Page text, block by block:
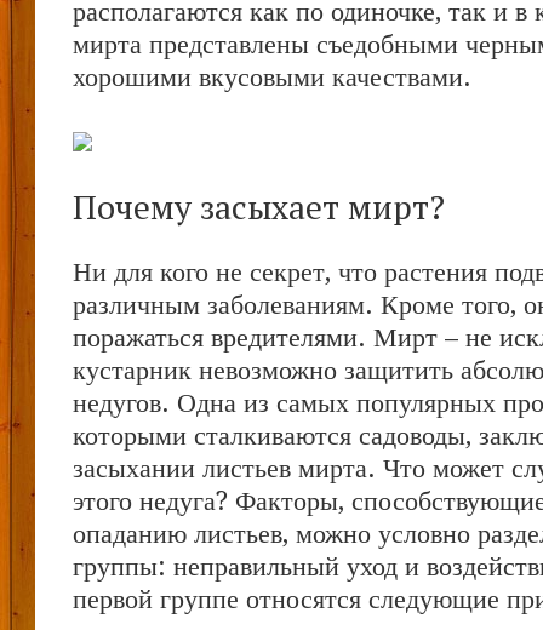
располагаются как по одиночке, так и
мирта представлены съедобными
хорошими вкусовыми качествами.
Почему засыхает мирт?
Ни для кого не секрет, что растения
различным заболеваниям. Кроме того,
поражаться вредителями. Мирт – не
кустарник невозможно защитить
недугов. Одна из самых популярных
которыми сталкиваются садоводы,
засыхании листьев мирта. Что может
этого недуга? Факторы,
опаданию листьев, можно условно
группы: неправильный уход и
первой группе относятся следующие